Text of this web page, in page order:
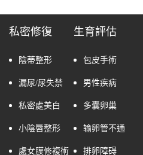
私密修復
陰蒂整形
漏尿/尿失禁
私密處美白
小陰唇整形
處女膜修複術
生育評估
包皮手術
男性疾病
多囊卵巢
输卵管不通
排卵障碍